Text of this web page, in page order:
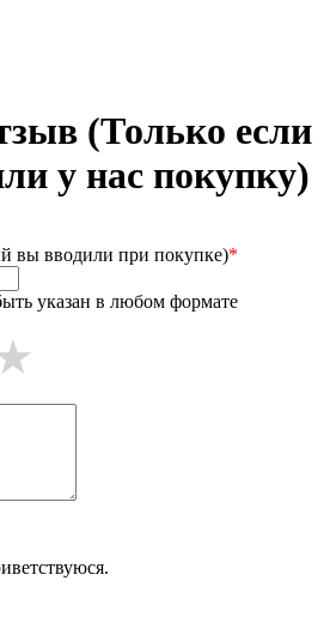
(Только если
у нас покупку)
вы вводили при покупке)*
указан в любом формате